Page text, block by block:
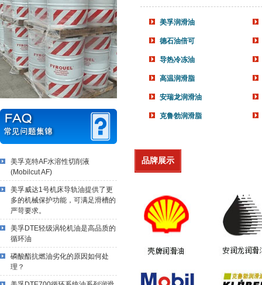
美孚克特AF水溶性切削液
(Mobilcut AF)
美孚威达1号机床导轨油提供了更
多的机械保护功能，可满足滑槽的
严苛要求。
美孚DTE轻级涡轮机油是高品质的
循环油
磷酸酯抗燃油劣化的原因如何处
理？
美孚润滑油
德石油倍可
导热冷冻油
高温润滑脂
安瑞龙润滑油
克鲁勃润滑脂
品牌展示